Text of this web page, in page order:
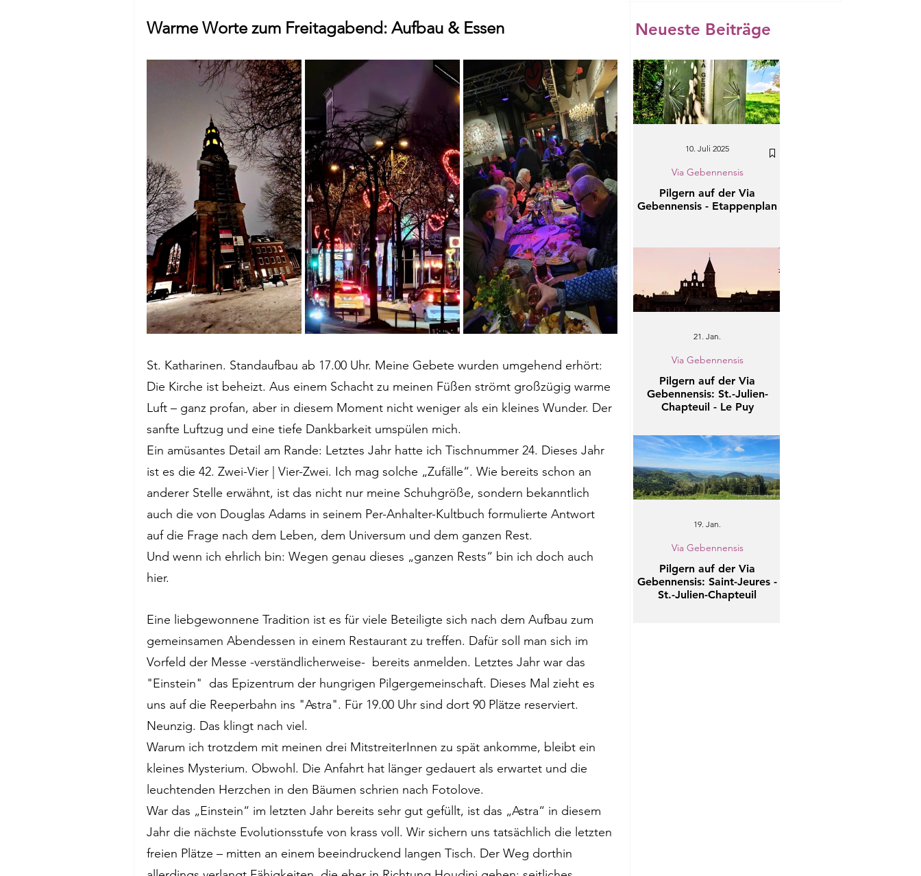
Warme Worte zum Freitagabend: Aufbau & Essen
St. Katharinen. Standaufbau ab 17.00 Uhr. Meine Gebete wurden umgehend erhört:
Die Kirche ist beheizt. Aus einem Schacht zu meinen Füßen strömt großzügig warme
Luft – ganz profan, aber in diesem Moment nicht weniger als ein kleines Wunder. Der
sanfte Luftzug und eine tiefe Dankbarkeit umspülen mich.
Ein amüsantes Detail am Rande: Letztes Jahr hatte ich Tischnummer 24. Dieses Jahr
ist es die 42. Zwei-Vier | Vier-Zwei. Ich mag solche „Zufälle“. Wie bereits schon an
anderer Stelle erwähnt, ist das nicht nur meine Schuhgröße, sondern bekanntlich
auch die von Douglas Adams in seinem Per-Anhalter-Kultbuch formulierte Antwort
auf die Frage nach dem Leben, dem Universum und dem ganzen Rest.
Und wenn ich ehrlich bin: Wegen genau dieses „ganzen Rests“ bin ich doch auch
hier.
Eine liebgewonnene Tradition ist es für viele Beteiligte sich nach dem Aufbau zum
gemeinsamen Abendessen in einem Restaurant zu treffen. Dafür soll man sich im
Vorfeld der Messe -verständlicherweise-  bereits anmelden. Letztes Jahr war das
"Einstein"  das Epizentrum der hungrigen Pilgergemeinschaft. Dieses Mal zieht es
uns auf die Reeperbahn ins "Astra". Für 19.00 Uhr sind dort 90 Plätze reserviert.
Neunzig. Das klingt nach viel.
Warum ich trotzdem mit meinen drei MitstreiterInnen zu spät ankomme, bleibt ein
kleines Mysterium. Obwohl. Die Anfahrt hat länger gedauert als erwartet und die
leuchtenden Herzchen in den Bäumen schrien nach Fotolove.
War das „Einstein“ im letzten Jahr bereits sehr gut gefüllt, ist das „Astra“ in diesem
Jahr die nächste Evolutionsstufe von krass voll. Wir sichern uns tatsächlich die letzten
freien Plätze – mitten an einem beeindruckend langen Tisch. Der Weg dorthin
Neueste Beiträge
Pilgern auf der Via
Gebennensis - Etappenplan
Via Gebennensis
10. Juli 2025
Pilgern auf der Via
Gebennensis: St.-Julien-
Chapteuil - Le Puy
Via Gebennensis
21. Jan.
Pilgern auf der Via
Gebennensis: Saint-Jeures -
St.-Julien-Chapteuil
Via Gebennensis
19. Jan.